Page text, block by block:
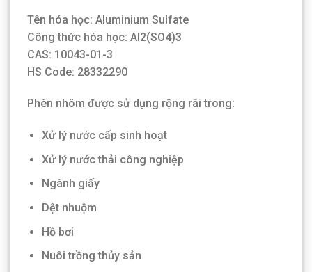
Tên hóa học: Aluminium Sulfate
Công thức hóa học: Al2(SO4)3
CAS: 10043-01-3
HS Code: 28332290
Phèn nhôm được sử dụng rộng rãi trong:
Xử lý nước cấp sinh hoạt
Xử lý nước thải công nghiệp
Ngành giấy
Dệt nhuộm
Hồ bơi
Nuôi trồng thủy sản